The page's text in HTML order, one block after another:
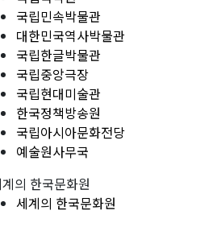
국립민속박물관
대한민국역사박물관
국립한글박물관
국립중앙극장
국립현대미술관
한국정책방송원
국립아시아문화전당
예술원사무국
의 한국문화원
세계의 한국문화원